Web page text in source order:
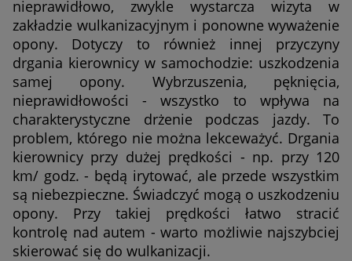
nieprawidłowo, zwykle wystarcza wizyta w
zakładzie wulkanizacyjnym i ponowne wyważenie
opony. Dotyczy to również innej przyczyny
drgania kierownicy w samochodzie: uszkodzenia
samej opony. Wybrzuszenia, pęknięcia,
nieprawidłowości - wszystko to wpływa na
charakterystyczne drżenie podczas jazdy. To
problem, którego nie można lekceważyć. Drgania
kierownicy przy dużej prędkości - np. przy 120
km/ godz. - będą irytować, ale przede wszystkim
są niebezpieczne. Świadczyć mogą o uszkodzeniu
opony. Przy takiej prędkości łatwo stracić
kontrolę nad autem - warto możliwie najszybciej
skierować się do wulkanizacji.